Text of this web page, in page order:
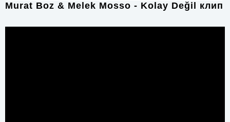
Murat Boz & Melek Mosso - Kolay Değil клип